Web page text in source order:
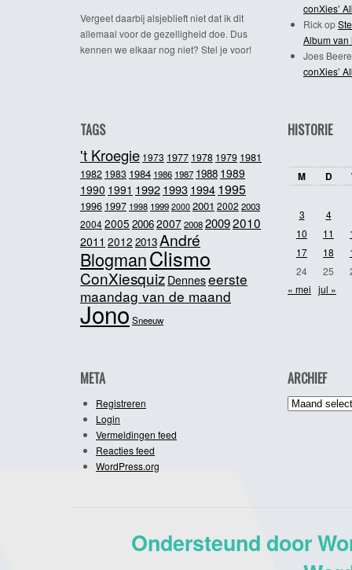
Vergeet daarbij alsjeblieft niet dat ik dit
allemaal voor de gezelligheid doe. Dus
kennen we elkaar nog niet? Stel je voor!
conXies’
Rickop
Album van
Joes
conXies’
TAGS
't Kroegie 1973 1977 1978 1979 1981
1982 1983 1984 1986 1987 1988 1989
1990 1991 19921993 1994 1995
1996 1997 1998 1999 2000 2001 2002 2003
20042005 20062007200820092010
2011 2012 2013André
BlogmanClismo
ConXiesquiz Denneseerste
maandag van de maand
JonoSneeuw
HISTORIE
M D
3
4
10
11
17
18
24
25
« mei jul »
META
Registreren
Login
Vermeldingen feed
Reacties feed
WordPress.org
ARCHIEF
Archief
Ondersteund door